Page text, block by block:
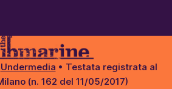
Undermedia • Testata registrata al
(n. 162 del 11/05/2017)